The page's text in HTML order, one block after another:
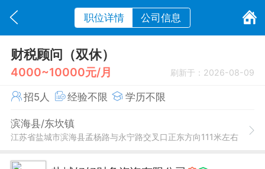
职位详情 公司信息
财税顾问（双休）
4000~10000元/月 刷新于：2026-08-09
招5人 经验不限 学历不限
滨海县/东坎镇
江苏省盐城市滨海县孟杨路与永宁路交叉口正东方向111米左右